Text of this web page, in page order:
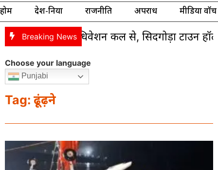
होम देश-दुनिया राजनीति अपराध मीडिया वॉच
Breaking News
युवा अधिवेशन कल से, सिदगोड़ा टाउन हॉल में
Choose your language
Punjabi
Tag: ढूंढ़ने